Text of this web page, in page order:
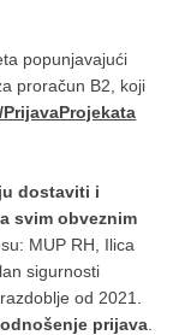
popunjavajući
proračun B2, koji
dostaviti i
svim obveznim
MUP RH, Ilica
sigurnosti
od 2021.
prijava